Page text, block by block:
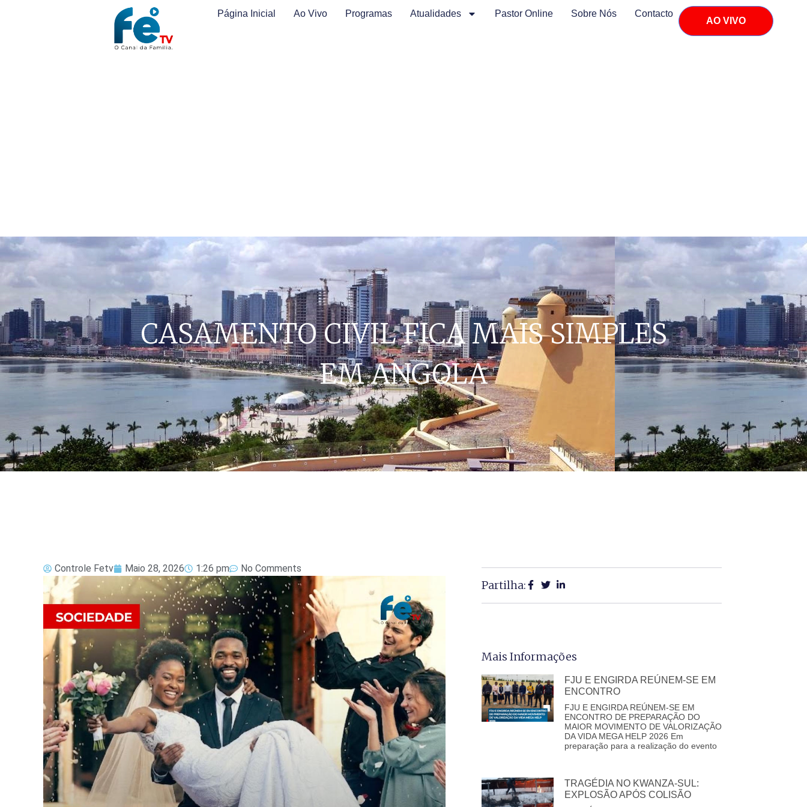
Página Inicial Ao Vivo Programas Atualidades Pastor Online Sobre Nós Contacto
AO VIVO
CASAMENTO CIVIL FICA MAIS SIMPLES
EM ANGOLA
Controle Fetv Maio 28, 2026 1:26 pm No Comments
Partilha:
Mais Informações
FJU E ENGIRDA REÚNEM-SE EM
ENCONTRO
FJU E ENGIRDA REÚNEM-SE EM
ENCONTRO DE PREPARAÇÃO DO
MAIOR MOVIMENTO DE VALORIZAÇÃO
DA VIDA MEGA HELP 2026 Em
preparação para a realização do evento
TRAGÉDIA NO KWANZA-SUL:
EXPLOSÃO APÓS COLISÃO